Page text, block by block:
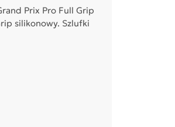
Prix Pro Full Grip
silikonowy. Szlufki